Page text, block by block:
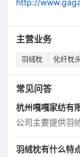
http://
主营业务
羽绒枕 化纤枕
常见问答
杭州嘎嘎家纺有
公司主要提供羽
羽绒枕有什么特